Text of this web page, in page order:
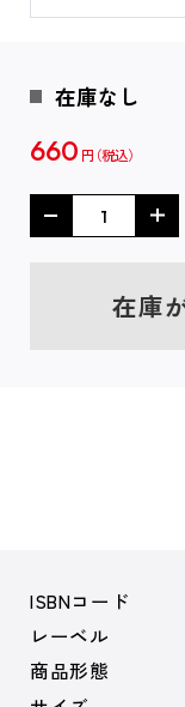
在庫なし
660 円
在庫
ISBNコード
レーベル
商品形態